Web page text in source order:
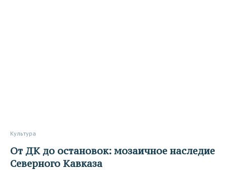
Культура
От ДК до остановок: мозаичное наследие
Северного Кавказа